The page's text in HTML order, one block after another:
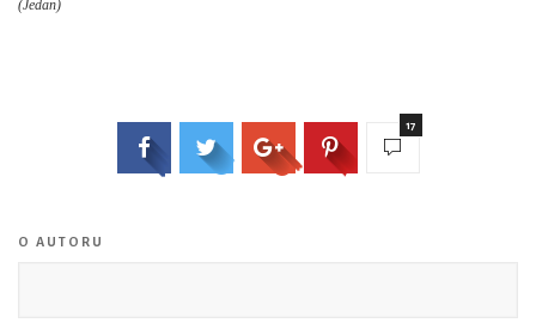
(Jedan)
17
O AUTORU